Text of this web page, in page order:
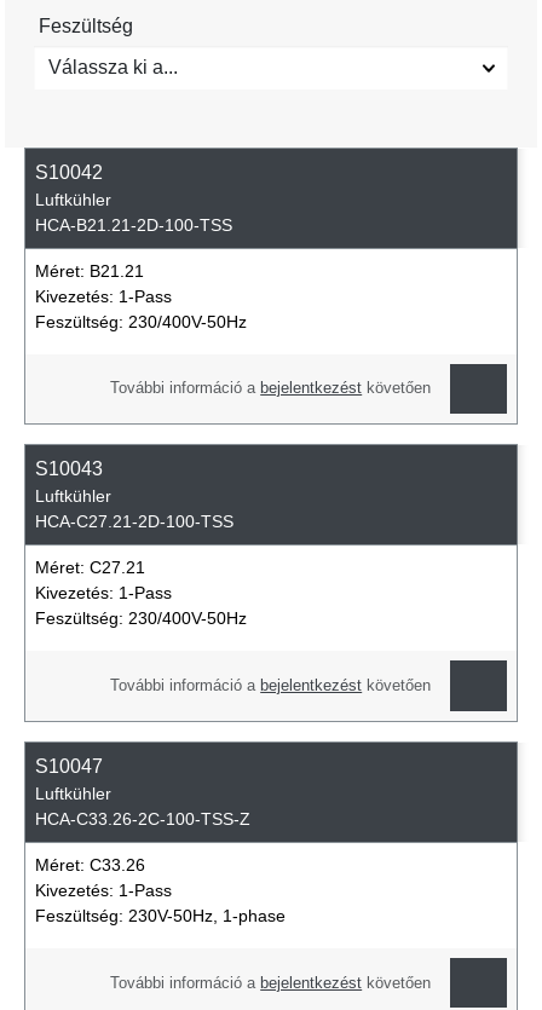
Feszültség
Válassza ki a...
S10042
Luftkühler
HCA-B21.21-2D-100-TSS
Méret: B21.21
Kivezetés: 1-Pass
Feszültség: 230/400V-50Hz
További információ a bejelentkezést követően
S10043
Luftkühler
HCA-C27.21-2D-100-TSS
Méret: C27.21
Kivezetés: 1-Pass
Feszültség: 230/400V-50Hz
További információ a bejelentkezést követően
S10047
Luftkühler
HCA-C33.26-2C-100-TSS-Z
Méret: C33.26
Kivezetés: 1-Pass
Feszültség: 230V-50Hz, 1-phase
További információ a bejelentkezést követően